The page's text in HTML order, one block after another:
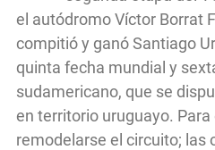
el autódromo Víctor Borrat
compitió y ganó Santiago
quinta fecha mundial y
sudamericano, que se
en territorio uruguayo.
remodelarse el circuito; las